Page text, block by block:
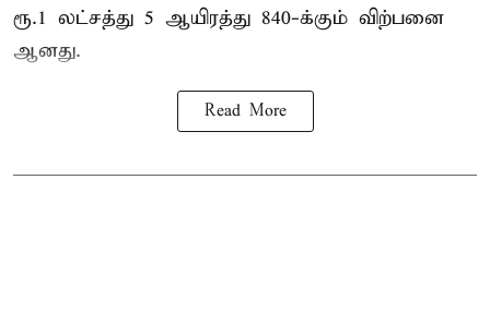
ரூ.1 லட்சத்து 5 ஆயிரத்து 840-க்கும் விற்பனை
ஆனது.
Read More